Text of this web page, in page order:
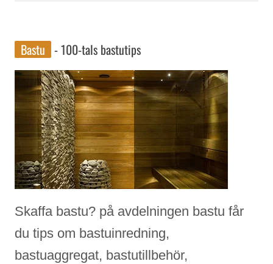
Bastu - 100-tals bastutips
Skaffa bastu? på avdelningen bastu får
du tips om bastuinredning,
bastuaggregat, bastutillbehör,